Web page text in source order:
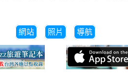
網站 照片 導航